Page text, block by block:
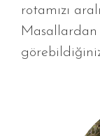
rotamızı
Masallardan